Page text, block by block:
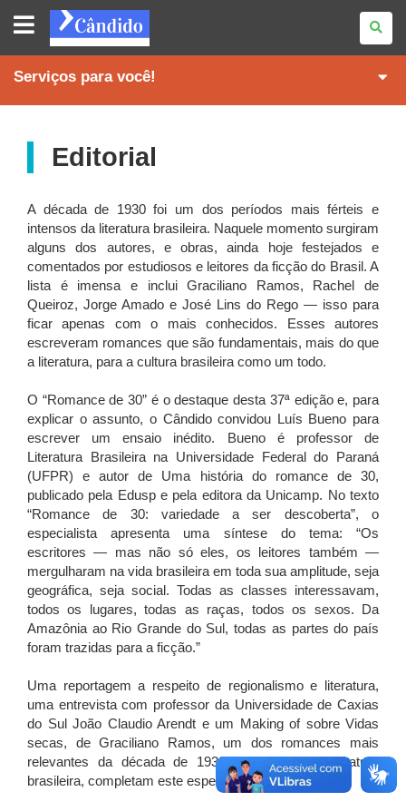
REVISTA
CÂNDIDO
Serviços para você!
Editorial
A década de 1930 foi um dos períodos mais férteis e
intensos da literatura brasileira. Naquele momento surgiram
alguns dos autores, e obras, ainda hoje festejados e
comentados por estudiosos e leitores da ficção do Brasil. A
lista é imensa e inclui Graciliano Ramos, Rachel de
Queiroz, Jorge Amado e José Lins do Rego — isso para
ficar apenas com o mais conhecidos. Esses autores
escreveram romances que são fundamentais, mais do que
a literatura, para a cultura brasileira como um todo.
O “Romance de 30” é o destaque desta 37ª edição e, para
explicar o assunto, o Cândido convidou Luís Bueno para
escrever um ensaio inédito. Bueno é professor de
Literatura Brasileira na Universidade Federal do Paraná
(UFPR) e autor de Uma história do romance de 30,
publicado pela Edusp e pela editora da Unicamp. No texto
“Romance de 30: variedade a ser descoberta”, o
especialista apresenta uma síntese do tema: “Os
escritores — mas não só eles, os leitores também —
mergulharam na vida brasileira em toda sua amplitude, seja
geográfica, seja social. Todas as classes interessavam,
todos os lugares, todas as raças, todos os sexos. Da
Amazônia ao Rio Grande do Sul, todas as partes do país
foram trazidas para a ficção.”
Uma reportagem a respeito de regionalismo e literatura,
uma entrevista com professor da Universidade de Caxias
do Sul João Claudio Arendt e um Making of sobre Vidas
secas, de Graciliano Ramos, um dos romances mais
relevantes da década de 1930, e de toda a literatura
brasileira, completam este especial.